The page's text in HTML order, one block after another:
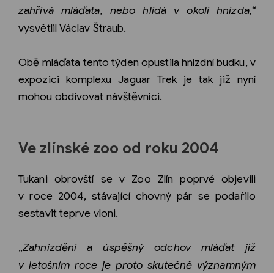
zahřívá mláďata, nebo hlídá v okolí hnízda,“
vysvětlil Václav Štraub.
Obě mláďata tento týden opustila hnízdní budku, v
expozici komplexu Jaguar Trek je tak již nyní
mohou obdivovat návštěvníci.
Ve zlínské zoo od roku 2004
Tukani obrovští se v Zoo Zlín poprvé objevili
v roce 2004, stávající chovný pár se podařilo
sestavit teprve vloni.
„Zahnízdění a úspěšný odchov mláďat již
v letošním roce je proto skutečně významným